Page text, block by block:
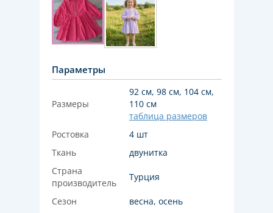
Параметры
Размеры
92 см, 98 см, 104 см,
110 см
таблица размеров
Ростовка
4 шт
Ткань
двунитка
Страна
производитель
Турция
Сезон
весна, осень